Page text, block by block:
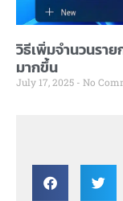
วิธีเพิ่มจำนวนราย
มากขึ้น
July 17, 2025 No